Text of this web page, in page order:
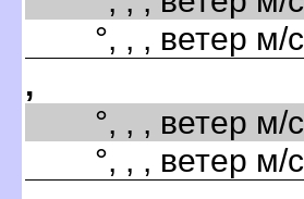
°, , , ветер м/с
,
°, , , ветер м/с
°, , , ветер м/с